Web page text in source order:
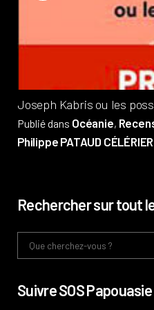
Joseph Kabris ou les
Publié dans Océanie,
Philippe PATAUD CÉLÉRIER
Rechercher sur tout
Suivre SOS